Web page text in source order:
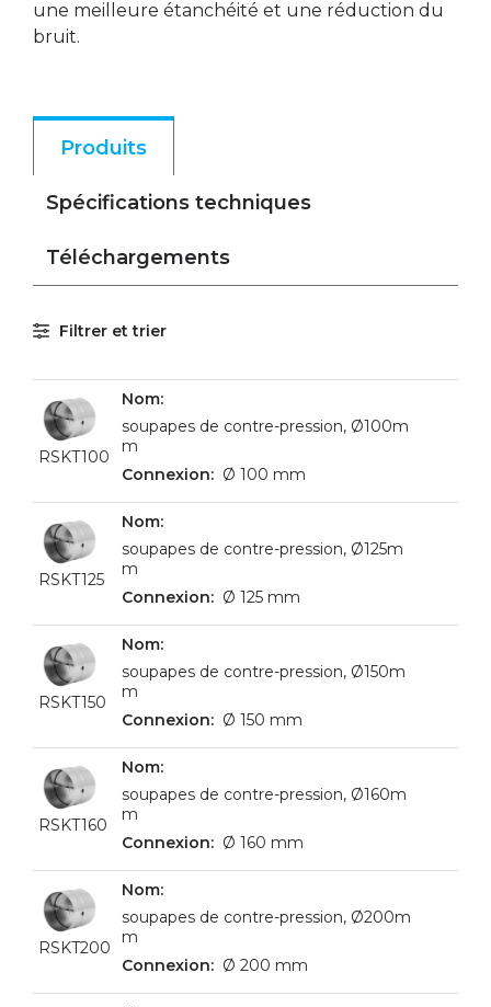
une meilleure étanchéité et une réduction du
bruit.
Produits
Spécifications techniques
Téléchargements
Filtrer et trier
RSKT100
soupapes de contre-pression, Ø100m
m
Ø 100 mm
RSKT125
soupapes de contre-pression, Ø125m
m
Ø 125 mm
RSKT150
soupapes de contre-pression, Ø150m
m
Ø 150 mm
RSKT160
soupapes de contre-pression, Ø160m
m
Ø 160 mm
RSKT200
soupapes de contre-pression, Ø200m
m
Ø 200 mm